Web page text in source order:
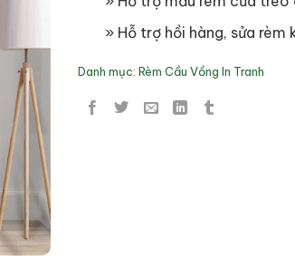
» Hỗ trợ hồi hàng, sửa
Danh mục: Rèm Cầu Vồng In Tranh